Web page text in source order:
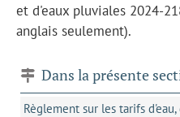
et d'eaux pluviales 2024-
anglais seulement).
Dans la présente
Règlement sur les tarifs